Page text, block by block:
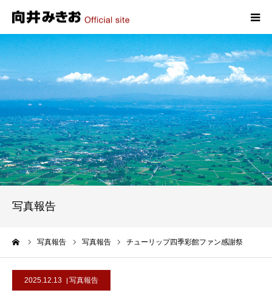
写真報告
写真報告 写真報告 チューリップ四季彩館ファン感謝祭
2025.12.13 写真報告
HOME
プロフィール
政策
活動報告